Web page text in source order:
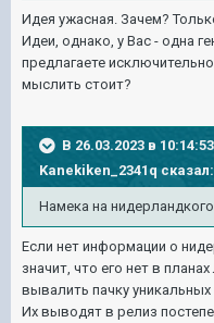
Идея ужасная. Зачем?
Идеи, однако, у Вас - одна
предлагаете
мыслить стоит?
В 26.03.2023 в
Kanekiken_2341q сказал:
Намека на
Если нет информации о
значит, что его нет в
вывалить пачку
Их выводят в релиз